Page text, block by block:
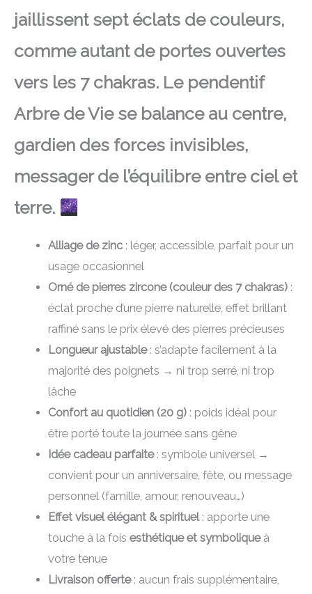
jaillissent sept éclats de couleurs,
comme autant de portes ouvertes
vers les 7 chakras. Le pendentif
Arbre de Vie se balance au centre,
gardien des forces invisibles,
messager de l’équilibre entre ciel et
terre.
Alliage de zinc: léger, accessible, parfait pour un
usage occasionnel
Orné de pierres zircone (couleur des 7 chakras) :
éclat proche d’une pierre naturelle, effet brillant
raffiné sans le prix élevé des pierres précieuses
Longueur ajustable: s’adapte facilement à la
majorité des poignets → ni trop serré, ni trop
lâche
Confort au quotidien (20 g) : poids idéal pour
être porté toute la journée sans gêne
Idée cadeau parfaite: symbole universel →
convient pour un anniversaire, fête, ou message
personnel (famille, amour, renouveau…)
Effet visuel élégant & spirituel: apporte une
touche à la foisesthétique et symboliqueà
votre tenue
Livraison offerte: aucun frais supplémentaire,